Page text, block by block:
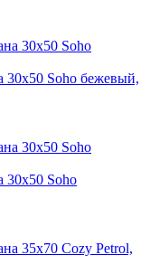
30х50 Soho бежевый,
30х50 Soho